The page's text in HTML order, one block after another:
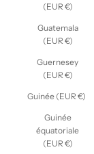
(EUR €)
Guatemala
(EUR €)
Guernesey
(EUR €)
Guinée (EUR €)
Guinée
équatoriale
(EUR €)